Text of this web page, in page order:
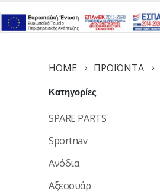
HOME ΠΡΟΪΌΝΤΑ
Κατηγορίες
SPARE PARTS
Sportnav
Ανόδια
Αξεσουάρ